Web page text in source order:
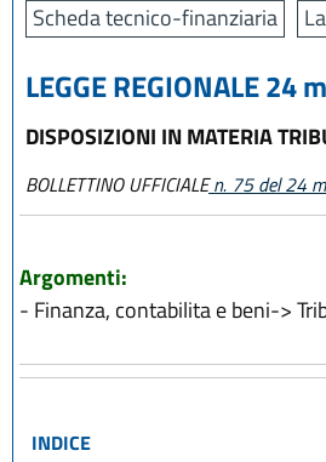
Scheda tecnico-finanziaria
LEGGE REGIONALE 24
DISPOSIZIONI IN MATERIA
BOLLETTINO UFFICIALEn. 75 del 24
Argomenti:
- Finanza, contabilita e beni->
INDICE